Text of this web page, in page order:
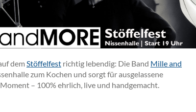
dem Stöffelfest richtig lebendig: Die Band Mille and
zum Kochen und sorgt für ausgelassene
– 100% ehrlich, live und handgemacht.